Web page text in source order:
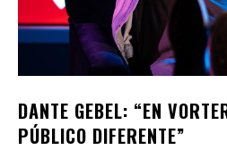
DANTE GEBEL: “EN
PÚBLICO DIFERENTE”